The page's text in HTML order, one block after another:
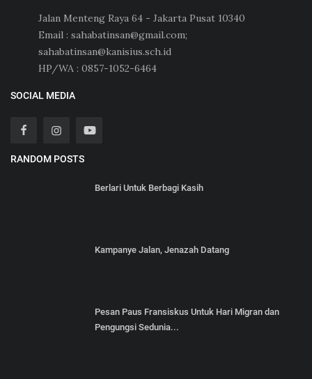
Jalan Menteng Raya 64 - Jakarta Pusat 10340
Email : sahabatinsan@gmail.com;
sahabatinsan@kanisius.sch.id
HP/WA : 0857-1052-6464
SOCIAL MEDIA
RANDOM POSTS
Berlari Untuk Berbagi Kasih
Kampanye Jalan, Jenazah Datang
Pesan Paus Fransiskus Untuk Hari Migran dan
Pengungsi Sedunia...